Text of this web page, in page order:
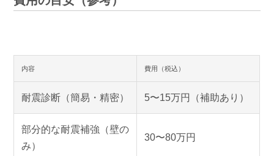
内容 費用（税込）
耐震診断（簡易・精密） 5〜15万円（補助あり）
部分的な耐震補強（壁の
み）
30〜80万円